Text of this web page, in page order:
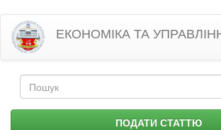
Перейти
основного
матеріалу
ЕКОНОМІКА ТА
Пошукова
форма ПОДАТИ СТАТТЮ